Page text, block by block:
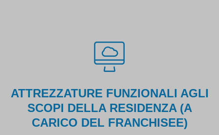
ATTREZZATURE FUNZIONALI AGLI
SCOPI DELLA RESIDENZA (A
CARICO DEL FRANCHISEE)